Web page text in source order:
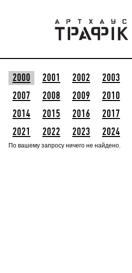
2000 2001 2002 2003
2007
2008 2009 2010
2014
2015 2016 2017
2021
2022 2023 2024
По вашему запросу ничего не найдено.